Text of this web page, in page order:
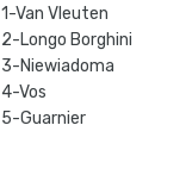
1-Van Vleuten
2-Longo Borghini
3-Niewiadoma
4-Vos
5-Guarnier